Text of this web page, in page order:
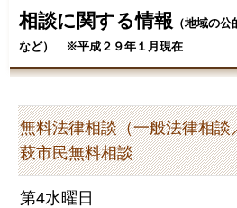
相談に関する情報 （地域の
など） ※平成２９年１月現在
無料法律相談（一般法律相談
萩市民無料相談
第4水曜日